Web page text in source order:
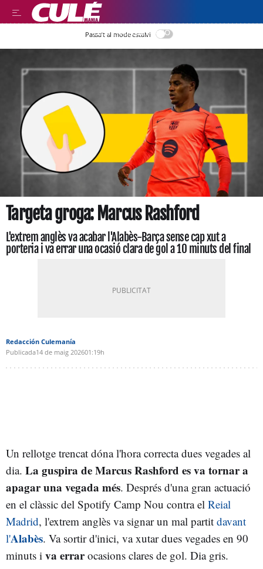
LEER EN CASTELLANO
Passa’t al mode estalvi
Targeta groga: Marcus Rashford
L'extrem anglès va acabar l'Alabès-Barça sense cap xut a
porteria i va errar una ocasió clara de gol a 10 minuts del final
Redacción Culemanía
Publicada14 de maig 202601:19h
Un rellotge trencat dóna l'hora correcta dues vegades al
dia. La guspira de Marcus Rashford es va tornar a
apagar una vegada més. Després d'una gran actuació
en el clàssic del Spotify Camp Nou contra el Reial
Madrid, l'extrem anglès va signar un mal partit davant
l'Alabès. Va sortir d'inici, va xutar dues vegades en 90
minuts i va errarocasions clares de gol. Dia gris.